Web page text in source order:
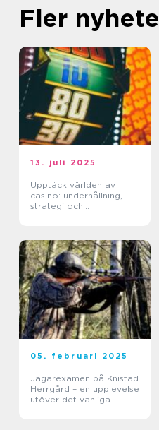
Fler
13. juli 2025
Upptäck världen av
casino: underhållning,
strategi och
05. februari 2025
Jägarexamen på Knistad
Herrgård – en upplevelse
utöver det vanliga